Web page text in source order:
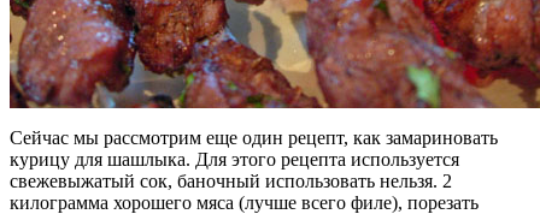
Сейчас мы рассмотрим еще один рецепт, как замариновать
курицу для шашлыка. Для этого рецепта используется
свежевыжатый сок, баночный использовать нельзя. 2
килограмма хорошего мяса (лучше всего филе), порезать